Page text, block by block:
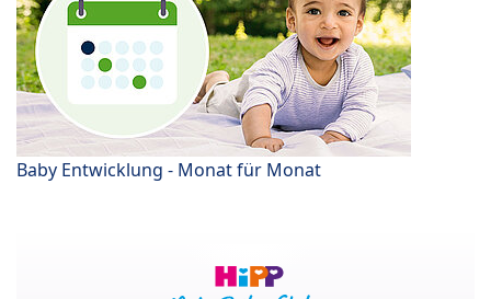
Baby Entwicklung - Monat für Monat